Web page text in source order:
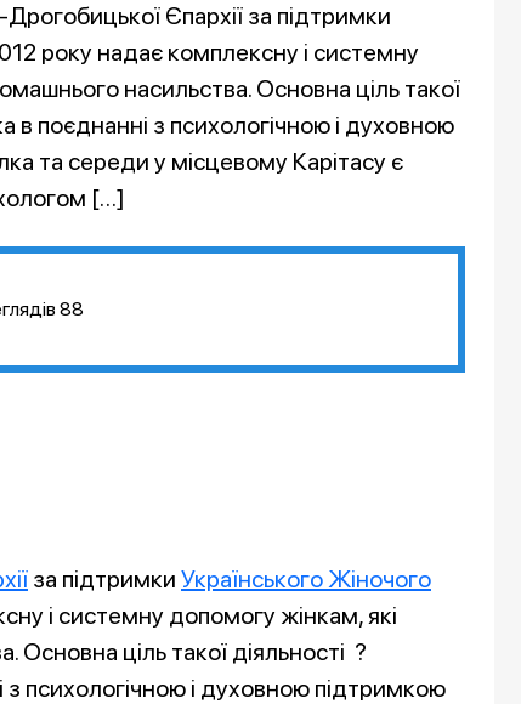
Єпархії за підтримки
року надає комплексну і системну
насильства. Основна ціль такої
в поєднанні з психологічною і духовною
та середи у місцевому Карітасу є
[…]
88
за підтримки Українського Жіночого
і системну допомогу жінкам, які
ціль такої діяльності ?
з психологічною і духовною підтримкою